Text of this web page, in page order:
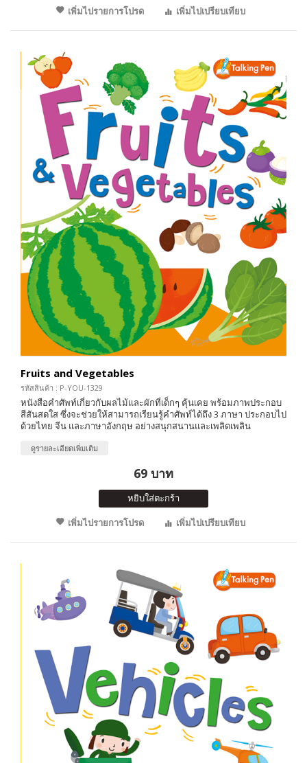
เพิ่มไปรายการโปรด
เพิ่มไปเปรียบเทียบ
Fruits and Vegetables
รหัสสินค้า : P-YOU-1329
หนังสือคำศัพท์เกี่ยวกับผลไม้และผักที่เด็กๆ คุ้นเคย พร้อมภาพประกอบ
สีสันสดใส ซึ่งจะช่วยให้สามารถเรียนรู้คำศัพท์ได้ถึง 3 ภาษา ประกอบไป
ด้วยไทย จีน และภาษาอังกฤษ อย่างสนุกสนานและเพลิดเพลิน
ดูรายละเอียดเพิ่มเติม
69 บาท
หยิบใส่ตะกร้า
เพิ่มไปรายการโปรด
เพิ่มไปเปรียบเทียบ